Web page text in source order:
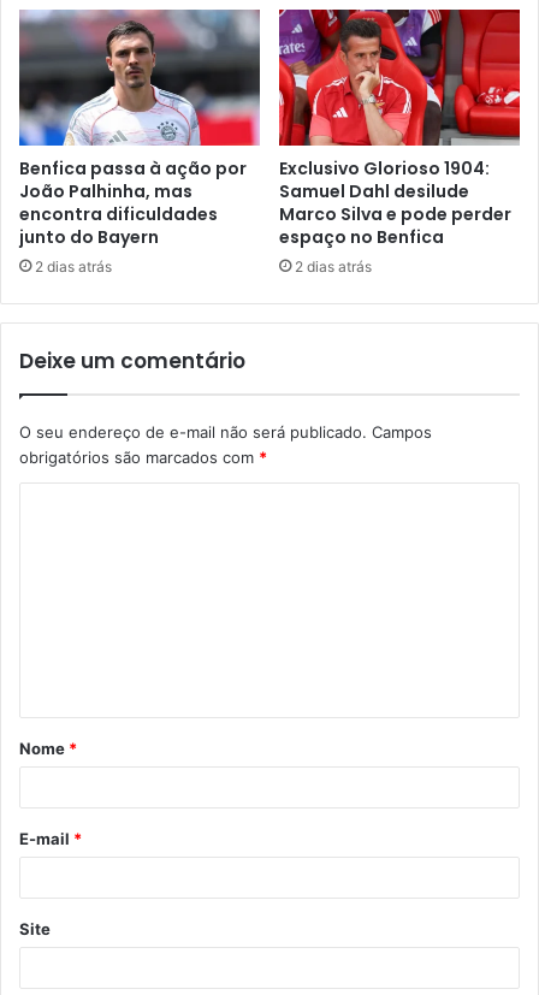
Benfica passa à ação por
João Palhinha, mas
encontra dificuldades
junto do Bayern
2 dias atrás
Exclusivo Glorioso 1904:
Samuel Dahl desilude
Marco Silva e pode perder
espaço no Benfica
2 dias atrás
Deixe um comentário
O seu endereço de e-mail não será publicado. Campos
obrigatórios são marcados com *
á
r
*
Nome *
E-mail *
Site